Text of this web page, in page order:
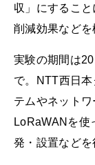
収」にするこ
削減効果などを
実験の期間は
で。NTT西日
テムやネット
LoRaWANを使
発・設置などを